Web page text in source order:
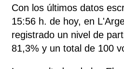
Con los últimos datos
15:56 h. de hoy, en
registrado un nivel de
81,3% y un total de 100